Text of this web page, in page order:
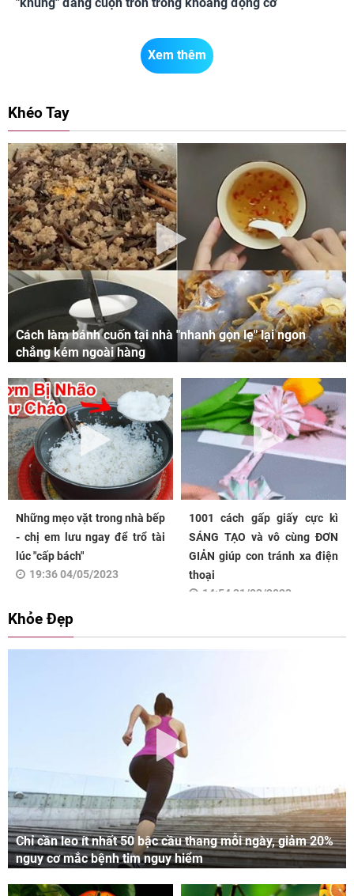
Xem thêm
Khéo Tay
Cách làm bánh cuốn tại nhà "nhanh gọn lẹ" lại ngon
chẳng kém ngoài hàng
Những mẹo vặt trong nhà bếp
- chị em lưu ngay để trổ tài
lúc "cấp bách"
19:36 04/05/2023
1001 cách gấp giấy cực kì
SÁNG TẠO và vô cùng ĐƠN
GIẢN giúp con tránh xa điện
thoại
14:54 31/03/2023
Khỏe Đẹp
Chỉ cần leo ít nhất 50 bậc cầu thang mỗi ngày, giảm 20%
nguy cơ mắc bệnh tim nguy hiểm